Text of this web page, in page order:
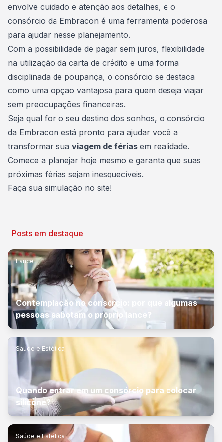
envolve cuidado e atenção aos detalhes, e o
consórcio da Embracon é uma ferramenta poderosa
para ajudar nesse planejamento.
Com a possibilidade de pagar sem juros, flexibilidade
na utilização da carta de crédito e uma forma
disciplinada de poupança, o consórcio se destaca
como uma opção vantajosa para quem deseja viajar
sem preocupações financeiras.
Seja qual for o seu destino dos sonhos, o consórcio
da Embracon está pronto para ajudar você a
transformar sua viagem de férias em realidade.
Comece a planejar hoje mesmo e garanta que suas
próximas férias sejam inesquecíveis.
Faça sua simulação no site!
Posts em destaque
Lance
Contemplação no consórcio: por que algumas
pessoas sabotam o próprio lance?
Saúde e Estética
Quando entrar em um consórcio para colocar
silicone?
Saúde e Estética